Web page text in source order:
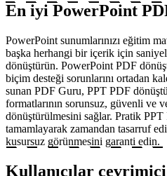
En iyi PowerPoint
PowerPoint sunumlarınızı eğitim
başka herhangi bir içerik için
dönüştürün. PowerPoint PDF
biçim desteği sorunlarını ortadan
sunan PDF Guru, PPT PDF
formatlarının sorunsuz, güvenli ve
dönüştürülmesini sağlar. Pratik
tamamlayarak zamandan tasarruf
kusursuz görünmesini garanti edin.
Kullanıcılar çevrimiçi